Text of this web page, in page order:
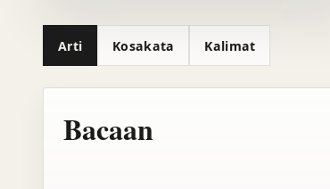
Arti Kosakata Kalimat
Bacaan